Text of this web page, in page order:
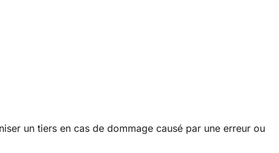
un tiers en cas de dommage causé par une erreur ou